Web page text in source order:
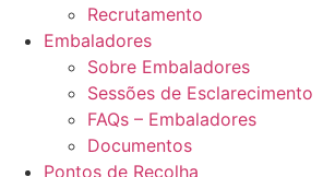
Recrutamento
Embaladores
Sobre Embaladores
Sessões de Esclarecimento
FAQs – Embaladores
Documentos
Pontos de Recolha